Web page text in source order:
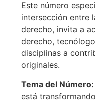
Este número
intersección entre
derecho, invita a
derecho,
disciplinas a
originales.
Tema del Número:
está